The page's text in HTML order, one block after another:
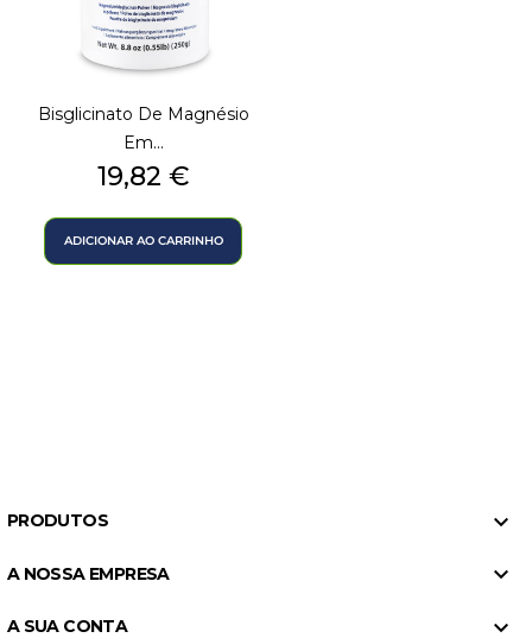
Bisglicinato De Magnésio
Em...
Preço
19,82 €
ADICIONAR AO CARRINHO
PRODUTOS 
A NOSSA EMPRESA 
A SUA CONTA 